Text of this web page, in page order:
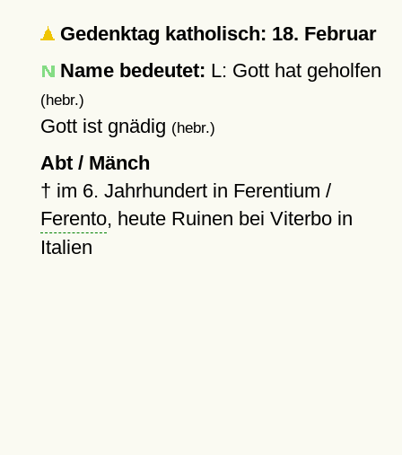
Gedenktag katholisch: 18. Februar
Name bedeutet: L: Gott hat geholfen
(hebr.)
Gott ist gnädig (hebr.)
Abt / Mänch
† im 6. Jahrhundert in Ferentium /
Ferento, heute Ruinen bei Viterbo in
Italien